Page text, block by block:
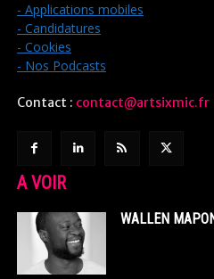
- Applications mobiles
- Candidatures
- Cookies
- Nos Podcasts
Contact : contact@artsixmic.fr
A VOIR
WALLEN